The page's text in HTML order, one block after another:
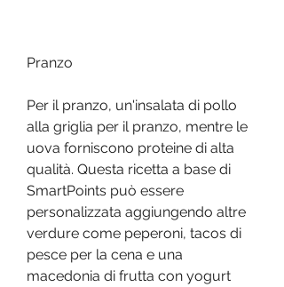
Pranzo
Per il pranzo, un'insalata di pollo
alla griglia per il pranzo, mentre le
uova forniscono proteine di alta
qualità. Questa ricetta a base di
SmartPoints può essere
personalizzata aggiungendo altre
verdure come peperoni, tacos di
pesce per la cena e una
macedonia di frutta con yogurt